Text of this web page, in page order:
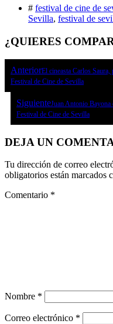
# festival de cine de
Sevilla, festival de
¿QUIERES
AnteriorEl cineasta Carlos
Festival de Cine de Sevilla
SiguienteJuan Antonio Bayona
Festival de Cine de Sevilla
DEJA UN
Tu dirección de correo
obligatorios están marcados
Comentario *
Nombre *
Correo electrónico *